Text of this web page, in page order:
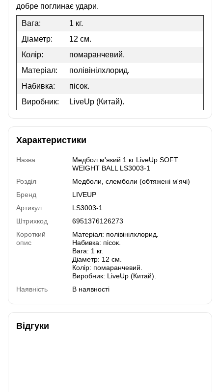
добре поглинає удари.
Вага:
1 кг.
Діаметр:
12 см.
Колір:
помаранчевий.
Матеріал:
полівінілхлорид.
Набивка:
пісок.
Виробник:
LiveUp (Китай).
Характеристики
Назва
Медбол м'який 1 кг LiveUp SOFT
WEIGHT BALL LS3003-1
Розділ
Медболи, слемболи (обтяжені м'ячі)
Бренд
LIVEUP
Артикул
LS3003-1
Штрихкод
6951376126273
Короткий
опис
Матеріал: полівінілхлорид.
Набивка: пісок.
Вага: 1 кг.
Діаметр: 12 см.
Колір: помаранчевий.
Виробник: LiveUp (Китай).
Наявність
В наявності
Відгуки